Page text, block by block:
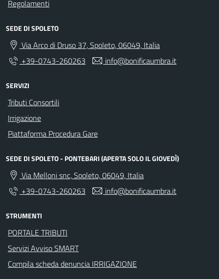
Regolamenti
SEDE DI SPOLETO
Via Arco di Druso 37, Spoleto, 06049, Italia
+39-0743-260263
info@bonificaumbra.it
SERVIZI
Tributi Consortili
Irrigazione
Piattaforma Procedura Gare
SEDE DI SPOLETO - PONTEBARI (APERTA SOLO IL GIOVEDÌ)
Via Melloni snc, Spoleto, 06049, Italia
+39-0743-260263
info@bonificaumbra.it
STRUMENTI
PORTALE TRIBUTI
Servizi Avviso SMART
Compila scheda denuncia IRRIGAZIONE